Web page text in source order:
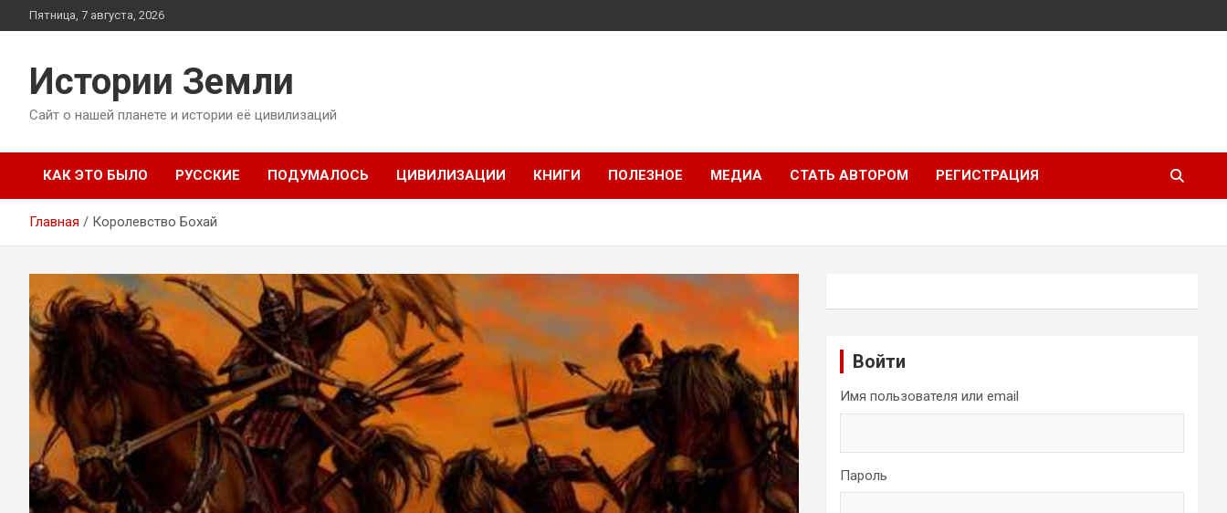
Перейти
к
Пятница, 7 августа, 2026
Истории Земли
Сайт о нашей планете и истории её цивилизаций
КАК ЭТО БЫЛО РУССКИЕ ПОДУМАЛОСЬ ЦИВИЛИЗАЦИИ КНИГИ ПОЛЕЗНОЕ МЕДИА СТАТЬ АВТОРОМ РЕГИСТРАЦИЯ
Главная Королевство Бохай
Войти
Имя пользователя или email
Пароль